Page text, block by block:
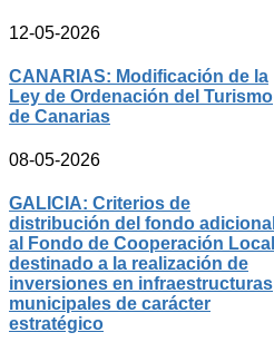
12-05-2026
CANARIAS: Modificación de la
Ley de Ordenación del Turismo
de Canarias
08-05-2026
GALICIA: Criterios de
distribución del fondo adicional
al Fondo de Cooperación Local
destinado a la realización de
inversiones en infraestructuras
municipales de carácter
estratégico